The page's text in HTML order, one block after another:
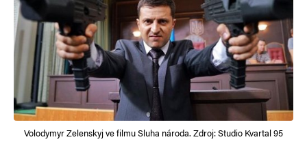
Volodymyr Zelenskyj ve filmu Sluha národa. Zdroj: Studio Kvartal 95